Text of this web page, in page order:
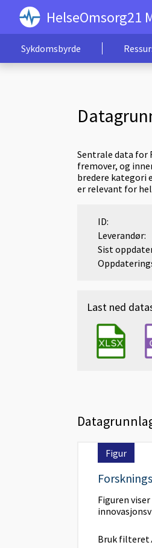
HelseOmsorg21
Sykdomsbyrde
Sentrale data for
fremover, og
bredere kategori
er relevant for
ID:
Leverandør:
Sist
Last ned
Figur
Figuren
Bruk filteret